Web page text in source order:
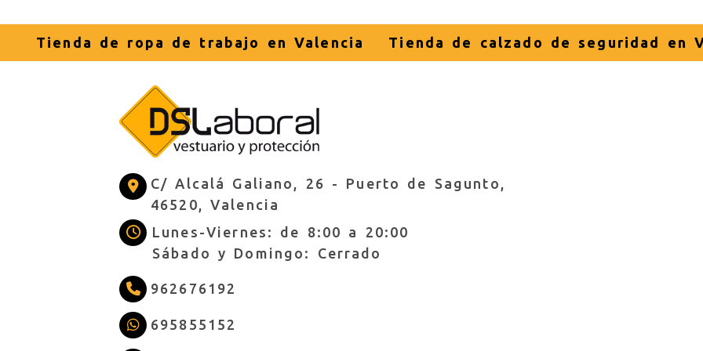
Tienda de ropa de trabajo en Valencia Tienda de calzado de seguridad en
C/ Alcalá Galiano, 26 - Puerto de Sagunto,
46520, Valencia
Lunes-Viernes: de 8:00 a 20:00
Sábado y Domingo: Cerrado
962676192
695855152